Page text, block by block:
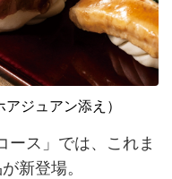
ジュアン添え）
ス」では、これま
新登場。